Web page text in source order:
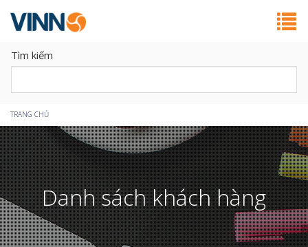
Tìm kiếm
Bạn
đang
ở
đây
TRANG CHỦ
Danh sách khách hàng